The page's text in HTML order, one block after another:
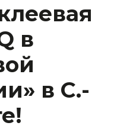
в
в С.-